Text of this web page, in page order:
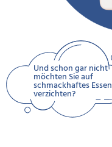
Und schon gar nicht
möchten Sie auf
schmackhaftes Essen
verzichten?